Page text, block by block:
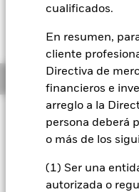
cualificados.
En resumen,
cliente
Directiva de
financieros e
arreglo a la
persona deberá
o más de los
(1) Ser una
autorizada o
Nuestra compañía
Filosofía de
El Fondo Euro Short
sus activos totales en
calificación crediticia. Al